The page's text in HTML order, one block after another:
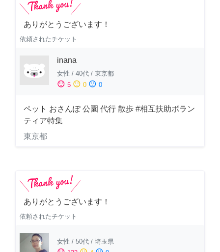
ありがとうございます！
依頼されたチケット
inana
女性 / 40代 / 東京都
sentiment_satisfied 5 sentiment_neutral 0 sentiment_dissatisfied 0
ペット おさんぽ 公園 代行 散歩 #相互扶助ボラン
ティア特集
東京都
ありがとうございます！
依頼されたチケット
女性 / 50代 / 埼玉県